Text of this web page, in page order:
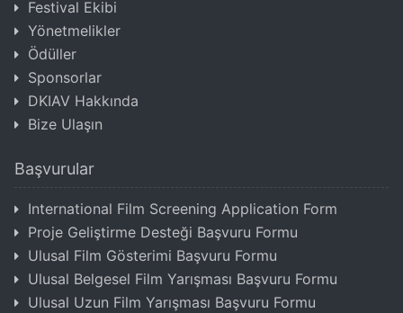
Festival Ekibi
Yönetmelikler
Ödüller
Sponsorlar
DKIAV Hakkında
Bize Ulaşın
Başvurular
International Film Screening Application Form
Proje Geliştirme Desteği Başvuru Formu
Ulusal Film Gösterimi Başvuru Formu
Ulusal Belgesel Film Yarışması Başvuru Formu
Ulusal Uzun Film Yarışması Başvuru Formu